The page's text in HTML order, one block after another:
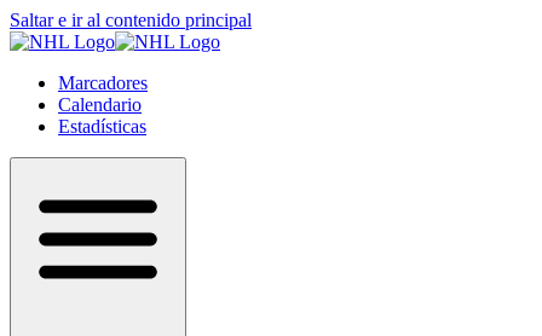
Saltar e ir al contenido principal
Marcadores
Calendario
Estadísticas